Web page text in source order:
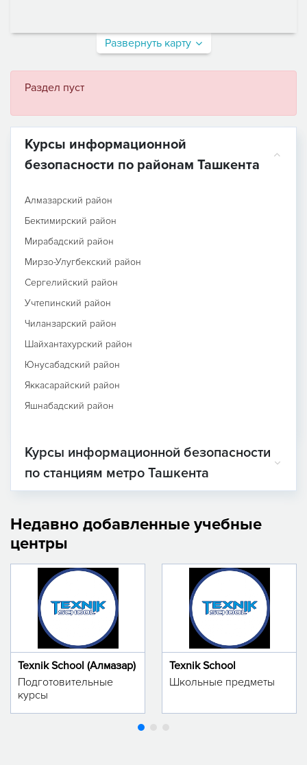
Развернуть карту
Раздел пуст
Курсы информационной
безопасности по районам Ташкента
Алмазарский район
Бектимирский район
Мирабадский район
Мирзо-Улугбекский район
Сергелийский район
Учтепинский район
Чиланзарский район
Шайхантахурский район
Юнусабадский район
Яккасарайский район
Яшнабадский район
Курсы информационной безопасности
по станциям метро Ташкента
Недавно добавленные учебные
центры
Texnik School (Алмазар)
Подготовительные
курсы
Texnik School
Школьные предметы